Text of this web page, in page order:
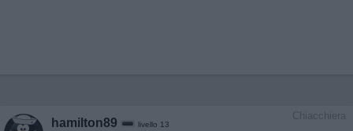
Chiacchiera
hamilton89 livello 13